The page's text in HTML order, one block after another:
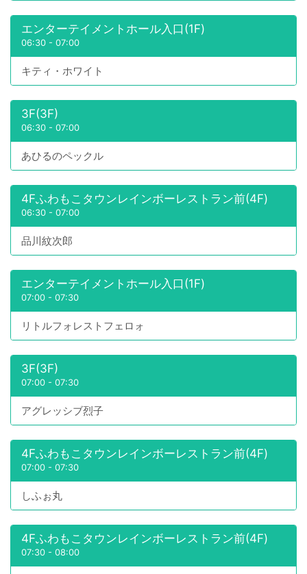
エンターテイメントホール入口(1F)
06:30 - 07:00
キティ・ホワイト
3F(3F)
06:30 - 07:00
あひるのペックル
4Fふわもこタウンレインボーレストラン前(4F)
06:30 - 07:00
品川紋次郎
エンターテイメントホール入口(1F)
07:00 - 07:30
リトルフォレストフェロォ
3F(3F)
07:00 - 07:30
アグレッシブ烈子
4Fふわもこタウンレインボーレストラン前(4F)
07:00 - 07:30
しふぉ丸
4Fふわもこタウンレインボーレストラン前(4F)
07:30 - 08:00